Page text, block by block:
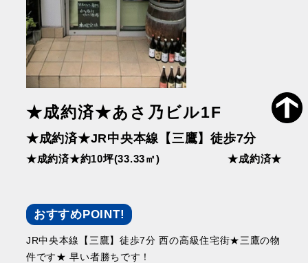
★成約済★あさ乃ビル1F
★成約済★JR中央本線【三鷹】徒歩7分
★成約済★約10坪(33.33㎡) ★成約済★
おすすめPOINT!
JR中央本線【三鷹】徒歩7分 西の高級住宅街★三鷹の物
件です★ 早い者勝ちです！